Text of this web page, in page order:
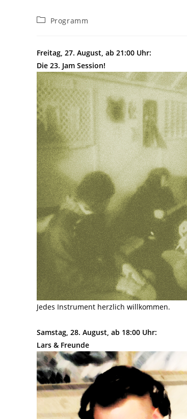
Beitrags-
Programm
Freitag, 27. August, ab 21:00 Uhr:
Die 23. Jam Session!
Jedes Instrument herzlich willkommen.
Samstag, 28. August, ab 18:00 Uhr:
Lars & Freunde